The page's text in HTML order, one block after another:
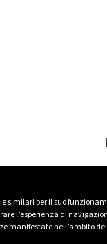
similari per il suo
l’esperienza di
manifestate nell’ambito